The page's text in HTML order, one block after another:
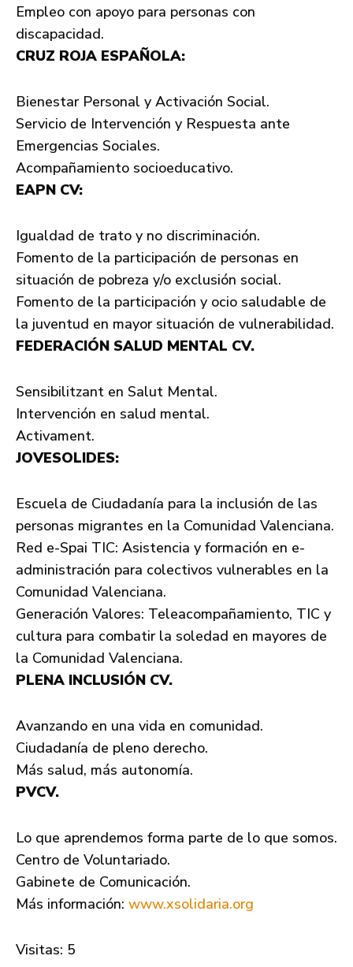
Empleo con apoyo para personas con
discapacidad.
CRUZ ROJA ESPAÑOLA:
Bienestar Personal y Activación Social.
Servicio de Intervención y Respuesta ante
Emergencias Sociales.
Acompañamiento socioeducativo.
EAPN CV:
Igualdad de trato y no discriminación.
Fomento de la participación de personas en
situación de pobreza y/o exclusión social.
Fomento de la participación y ocio saludable de
la juventud en mayor situación de vulnerabilidad.
FEDERACIÓN SALUD MENTAL CV.
Sensibilitzant en Salut Mental.
Intervención en salud mental.
Activament.
JOVESOLIDES:
Escuela de Ciudadanía para la inclusión de las
personas migrantes en la Comunidad Valenciana.
Red e-Spai TIC: Asistencia y formación en e-
administración para colectivos vulnerables en la
Comunidad Valenciana.
Generación Valores: Teleacompañamiento, TIC y
cultura para combatir la soledad en mayores de
la Comunidad Valenciana.
PLENA INCLUSIÓN CV.
Avanzando en una vida en comunidad.
Ciudadanía de pleno derecho.
Más salud, más autonomía.
PVCV.
Lo que aprendemos forma parte de lo que somos.
Centro de Voluntariado.
Gabinete de Comunicación.
Más información: www.xsolidaria.org
Visitas: 5